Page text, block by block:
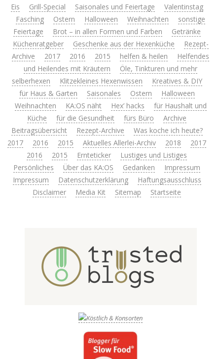
Eis
Grill-Special Saisonales und Feiertage
Valentinstag
Fasching
Ostern Halloween Weihnachten
sonstige
Feiertage
Brot – in allen Formen und Farben
Getränke
Küchenratgeber
Geschenke aus der Hexenküche
Rezept-
Archive
2017 2016 2015 helfen & heilen
Helfendes
und Heilendes mit Kräutern
Öle, Tinkturen und mehr
selberhexen
Klitzekleines Hexenwissen
Kreatives & DIY
für Haus & Garten
Saisonales Ostern
Halloween
Weihnachten
KA:OS näht Hex’ hacks
für Haushalt und
Küche
für die Gesundheit fürs Büro
Archive
Beitragsübersicht
Rezept-Archive
Was koche ich heute?
2017
2016 2015 Aktuelles Allerlei-Archiv 2018
2017
2016
2015 Ernteticker
Lustiges und Listiges
Persönliches
Über das KA:OS Gedanken
Impressum
Impressum
Datenschutzerklärung
Haftungsausschluss
Disclaimer
Media Kit Sitemap Startseite